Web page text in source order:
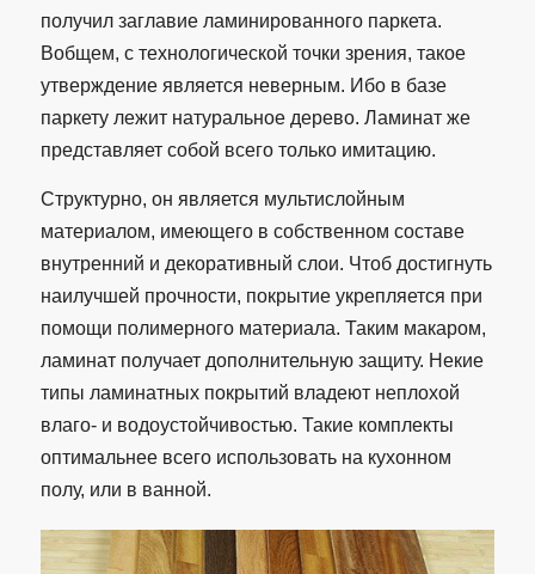
получил заглавие ламинированного паркета.
Вобщем, с технологической точки зрения, такое
утверждение является неверным. Ибо в базе
паркету лежит натуральное дерево. Ламинат же
представляет собой всего только имитацию.
Структурно, он является мультислойным
материалом, имеющего в собственном составе
внутренний и декоративный слои. Чтоб достигнуть
наилучшей прочности, покрытие укрепляется при
помощи полимерного материала. Таким макаром,
ламинат получает дополнительную защиту. Некие
типы ламинатных покрытий владеют неплохой
влаго- и водоустойчивостью. Такие комплекты
оптимальнее всего использовать на кухонном
полу, или в ванной.